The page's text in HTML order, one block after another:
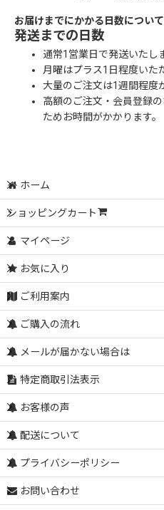
お届けまでにかかる日数につい
発送までの日数
通常1営業日で発送いたし
月曜はプラス1日程度いた
大量のご注文は1週間程度
高額のご注文・会員登録
ためお時間がかかります。
ホーム
ショッピングカート
マイページ
お気に入り
ご利用案内
ご購入の流れ
メールが届かない場合は
特定商取引法表示
お客様の声
配送について
プライバシーポリシー
お問い合わせ